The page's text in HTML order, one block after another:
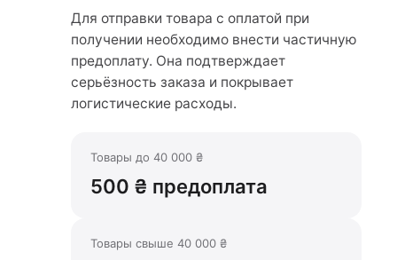
Для отправки товара с оплатой при
получении необходимо внести частичную
предоплату. Она подтверждает
серьёзность заказа и покрывает
логистические расходы.
Товары до 40 000 ₴
500 ₴ предоплата
Товары свыше 40 000 ₴